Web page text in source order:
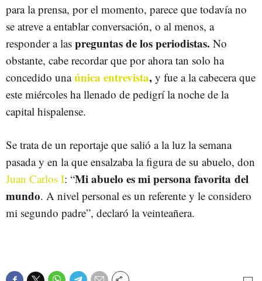
para la prensa, por el momento, parece que todavía no
se atreve a entablar conversación, o al menos, a
responder a las preguntas de los periodistas. No
obstante, cabe recordar que por ahora tan solo ha
concedido unaúnica entrevista, y fue a la cabecera que
este miércoles ha llenado de pedigrí la noche de la
capital hispalense.
Se trata de un reportaje que salió a la luz la semana
pasada y en la que ensalzaba la figura de su abuelo, don
Juan Carlos I: “Mi abuelo es mi persona favorita del
mundo. A nivel personal es un referente y le considero
mi segundo padre”, declaró la veinteañera.